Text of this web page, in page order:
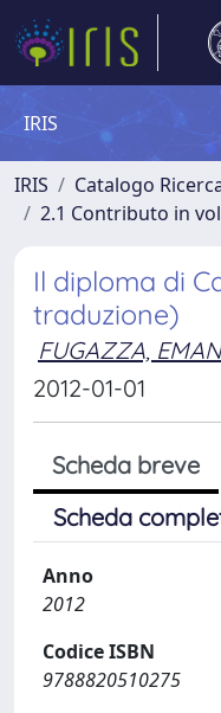
IRIS
IRIS Catalogo
2.1 Contributo in
Il diploma di
traduzione)
FUGAZZA,
2012-01-01
Scheda breve
Scheda
Anno
2012
Codice ISBN
9788820510275